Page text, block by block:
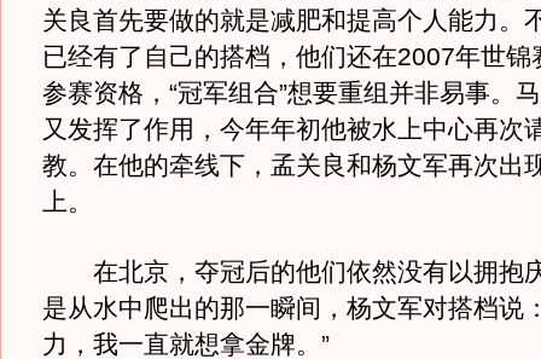
关良首先要做的就是减肥和提高个人能力。
已经有了自己的搭档，他们还在2007年世锦
参赛资格，“冠军组合”想要重组并非易事。
又发挥了作用，今年年初他被水上中心再次
教。在他的牵线下，孟关良和杨文军再次出
上。
在北京，夺冠后的他们依然没有以拥抱
是从水中爬出的那一瞬间，杨文军对搭档说
力，我一直就想拿金牌。”